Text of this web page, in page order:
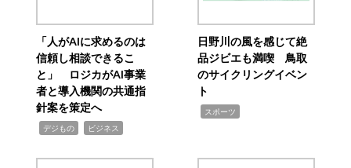
「人がAIに求めるのは
信頼し相談できるこ
と」 ロジカがAI事業
者と導入機関の共通指
針案を策定へ
デジもの ビジネス
日野川の風を感じて絶
品ジビエも満喫 鳥取
のサイクリングイベン
ト
スポーツ